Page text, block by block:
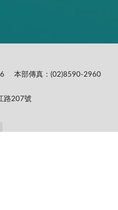
本部傳真：(02)8590-2960
路207號